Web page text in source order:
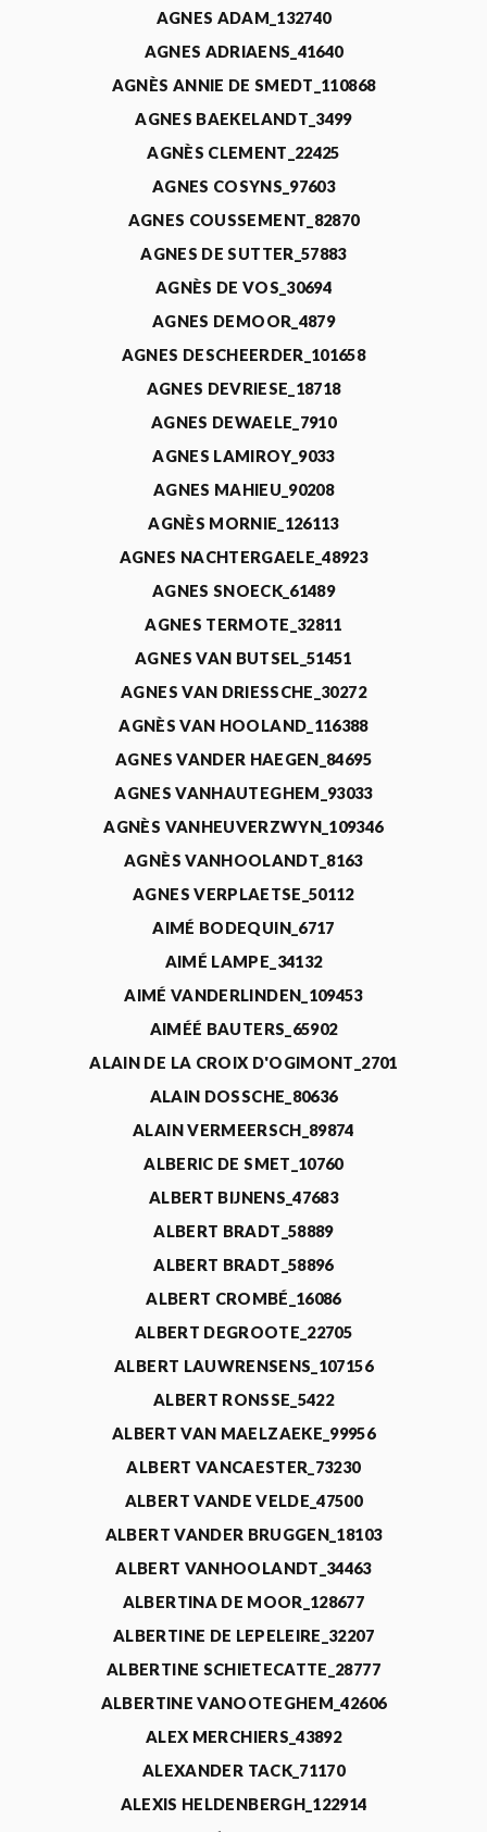
AGNES ADAM_132740
AGNES ADRIAENS_41640
AGNÈS ANNIE DE SMEDT_110868
AGNES BAEKELANDT_3499
AGNÈS CLEMENT_22425
AGNES COSYNS_97603
AGNES COUSSEMENT_82870
AGNES DE SUTTER_57883
AGNÈS DE VOS_30694
AGNES DEMOOR_4879
AGNES DESCHEERDER_101658
AGNES DEVRIESE_18718
AGNES DEWAELE_7910
AGNES LAMIROY_9033
AGNES MAHIEU_90208
AGNÈS MORNIE_126113
AGNES NACHTERGAELE_48923
AGNES SNOECK_61489
AGNES TERMOTE_32811
AGNES VAN BUTSEL_51451
AGNES VAN DRIESSCHE_30272
AGNÈS VAN HOOLAND_116388
AGNES VANDER HAEGEN_84695
AGNES VANHAUTEGHEM_93033
AGNÈS VANHEUVERZWYN_109346
AGNÈS VANHOOLANDT_8163
AGNES VERPLAETSE_50112
AIMÉ BODEQUIN_6717
AIMÉ LAMPE_34132
AIMÉ VANDERLINDEN_109453
AIMÉÉ BAUTERS_65902
ALAIN DE LA CROIX D'OGIMONT_2701
ALAIN DOSSCHE_80636
ALAIN VERMEERSCH_89874
ALBERIC DE SMET_10760
ALBERT BIJNENS_47683
ALBERT BRADT_58889
ALBERT BRADT_58896
ALBERT CROMBÉ_16086
ALBERT DEGROOTE_22705
ALBERT LAUWRENSENS_107156
ALBERT RONSSE_5422
ALBERT VAN MAELZAEKE_99956
ALBERT VANCAESTER_73230
ALBERT VANDE VELDE_47500
ALBERT VANDER BRUGGEN_18103
ALBERT VANHOOLANDT_34463
ALBERTINA DE MOOR_128677
ALBERTINE DE LEPELEIRE_32207
ALBERTINE SCHIETECATTE_28777
ALBERTINE VANOOTEGHEM_42606
ALEX MERCHIERS_43892
ALEXANDER TACK_71170
ALEXIS HELDENBERGH_122914